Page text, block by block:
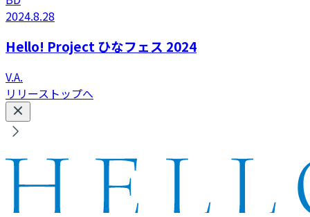
2024.8.28
Hello! Project ひなフェス 2024
V.A.
リリーストップへ